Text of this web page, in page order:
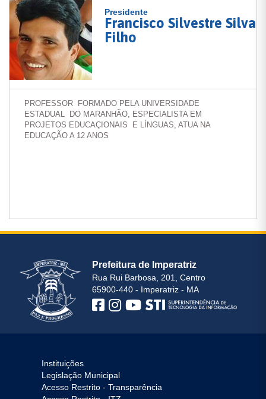
Presidente
Francisco Silvestre Silva
Filho
PROFESSOR FORMADO PELA UNIVERSIDADE
ESTADUAL DO MARANHÃO, ESPECIALISTA EM
PROJETOS EDUCAÇIONAIS E LÍNGUAS, ATUA NA
EDUCAÇÃO A 12 ANOS
Prefeitura de Imperatriz
Rua Rui Barbosa, 201, Centro
65900-440 - Imperatriz - MA
Instituições
Legislação Municipal
Acesso Restrito - Transparência